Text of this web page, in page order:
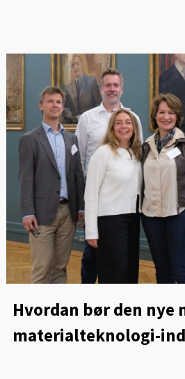
Hvordan bør den nye
materialteknologi-